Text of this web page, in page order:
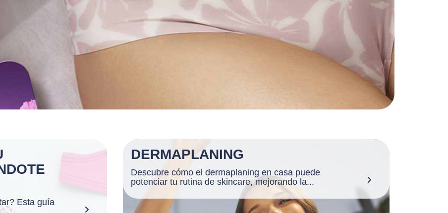
Esta guía
DERMAPLANING
Descubre cómo el dermaplaning en casa puede
potenciar tu rutina de skincare, mejorando la...